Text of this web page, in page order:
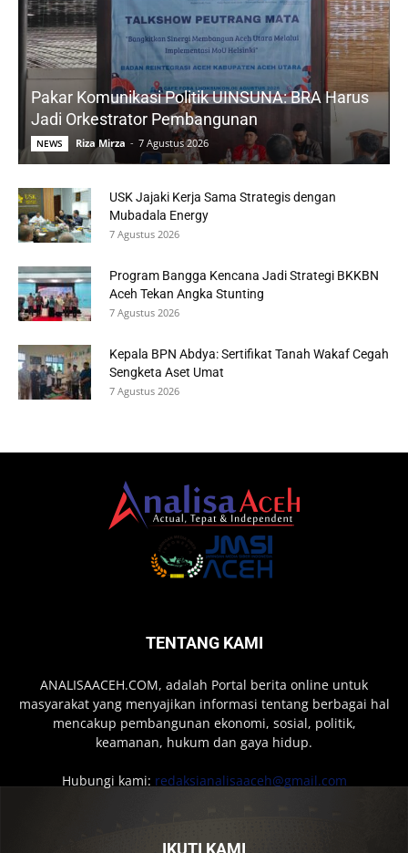
Pakar Komunikasi Politik UINSUNA: BRA Harus
Jadi Orkestrator Pembangunan
NEWS Riza Mirza - 7 Agustus 2026
USK Jajaki Kerja Sama Strategis dengan
Mubadala Energy
7 Agustus 2026
Program Bangga Kencana Jadi Strategi BKKBN
Aceh Tekan Angka Stunting
7 Agustus 2026
Kepala BPN Abdya: Sertifikat Tanah Wakaf Cegah
Sengketa Aset Umat
7 Agustus 2026
TENTANG KAMI
ANALISAACEH.COM, adalah Portal berita online untuk
masyarakat yang menyajikan informasi tentang berbagai hal
mencakup pembangunan ekonomi, sosial, politik,
keamanan, hukum dan gaya hidup.
Hubungi kami: redaksianalisaaceh@gmail.com
IKUTI KAMI